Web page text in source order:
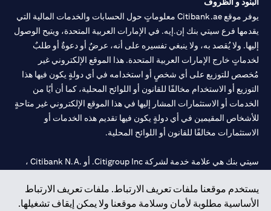
يستخدم موقعنا ملفات تعريف الارتباط. ملفات تعريف الارتباط
الأساسية مطلوبة لأمان وسلامة موقعنا ولا يمكن إيقاف تشغيلها.
يوفر موقع Citibank.ae معلوماتٍ حول الحسابات والخدمات المالية التي
يقدمها فرع سيتي بنك إن.إيه. في الإمارات العربية المتحدة، ويتيح الوصول
إليها. ولا يُقصد به، ولا ينبغي تفسيره على أنه، عرضٌ أو دعوةٌ أو طلبٌ
لخدماتٍ خارج الإمارات العربية المتحدة. هذا الموقع الإلكتروني غير
مُخصص للتوزيع على أي شخصٍ أو استخدامه في أي دولةٍ يكون فيها هذا
التوزيع أو الاستخدام مخالفًا للقانون أو اللوائح المحلية، كما أن أيًا من
الخدمات أو الاستثمارات المشار إليها في هذا الموقع الإلكتروني غير متاحةٍ
للأشخاص المقيمين في أي دولةٍ يكون فيها تقديم هذه الخدمات أو
الاستثمارات مخالفًا للقانون أو اللوائح المحلية.
سيتي بنك هي علامة خدمة لشركة Citigroup Inc. أو .Citibank N.A ،
سيتي بنك إن. إيه. الإمارات مسجل لدى مصرف الإمارات المركزي تحت